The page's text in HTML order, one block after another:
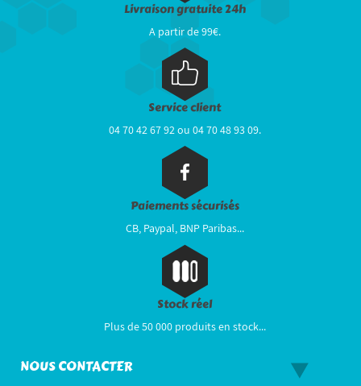
Livraison gratuite 24h
A partir de 99€.
Service client
04 70 42 67 92 ou 04 70 48 93 09.
Paiements sécurisés
CB, Paypal, BNP Paribas...
Stock réel
Plus de 50 000 produits en stock...
NOUS CONTACTER